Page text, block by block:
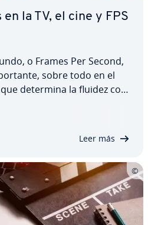
en la TV, el cine y FPS
o Frames Per Second,
sobre todo en el
determina la fluidez con
por segundo puede
Leer más